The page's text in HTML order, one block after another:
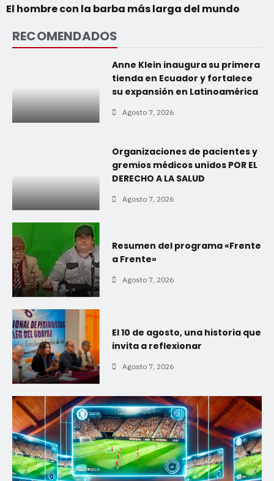
El hombre con la barba más larga del mundo
RECOMENDADOS
Anne Klein inaugura su primera
tienda en Ecuador y fortalece
su expansión en Latinoamérica
Agosto 7, 2026
Organizaciones de pacientes y
gremios médicos unidos POR EL
DERECHO A LA SALUD
Agosto 7, 2026
Resumen del programa «Frente
a Frente»
Agosto 7, 2026
El 10 de agosto, una historia que
invita a reflexionar
Agosto 7, 2026